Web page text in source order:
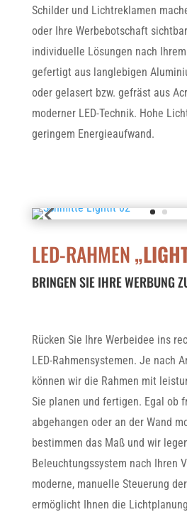
Schilder und Lichtreklamen
oder Ihre Werbebotschaft
individuelle Lösungen nach
gefertigt aus langlebigen
oder gelasert bzw. gefräst aus
moderner LED-Technik. Hohe
geringem Energieaufwand.
LED-RAHMEN
BRINGEN SIE IHRE WERBUNG
Rücken Sie Ihre Werbeidee ins
LED-Rahmensystemen. Je nach
können wir die Rahmen mit
Sie planen und fertigen. Egal ob
abgehangen oder an der Wand
bestimmen das Maß und wir
Beleuchtungssystem nach Ihren
moderne, manuelle Steuerung
ermöglicht Ihnen die